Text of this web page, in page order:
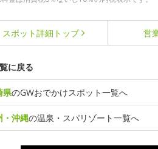
スポット詳細 トップ 営
に戻る
県のGWおでかけスポット一覧へ
・沖縄の温泉・スパリゾート一覧へ